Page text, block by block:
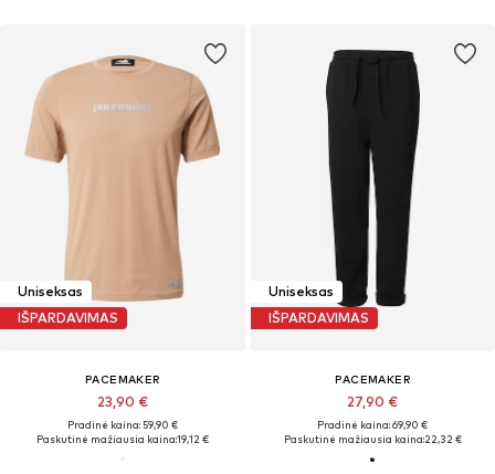
Uniseksas
IŠPARDAVIMAS
PACEMAKER
23,90 €
Pradinė kaina: 59,90 €
Paskutinė mažiausia kaina:19,12 €
Uniseksas
IŠPARDAVIMAS
PACEMAKER
27,90 €
Pradinė kaina: 69,90 €
Paskutinė mažiausia kaina:22,32 €